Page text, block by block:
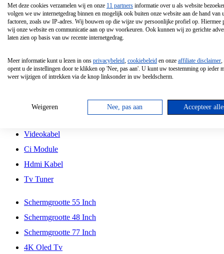
Schermgrootte 85 Inch
Schermgrootte 98 Inch
Tcl
Hd Led Tv
Antennekabel
Videokabel
Ci Module
Hdmi Kabel
Tv Tuner
Schermgrootte 55 Inch
Schermgrootte 48 Inch
Schermgrootte 77 Inch
4K Oled Tv
Met deze cookies verzamelen wij en onze 11 partners informatie over u als website
volgen we uw internetgedrag binnen en mogelijk ook buiten onze website aan de hand van
factoren, zoals uw IP-adres. Wij bouwen op die wijze uw persoonlijke profiel op. Hiermee
wij onze website en communicatie aan op uw voorkeuren. Ook kunnen wij zo gerichte
laten zien op basis van uw recente internetgedrag.
Meer informatie kunt u lezen in ons privacybeleid, cookiebeleid en onze affiliate disclaimer,
opent u de instellingen door te klikken op 'Nee, pas aan'. U kunt uw toestemming op ieder
weer wijzigen of intrekken via de knop linksonder in uw beeldscherm.
Weigeren Nee, pas aan Accepteer